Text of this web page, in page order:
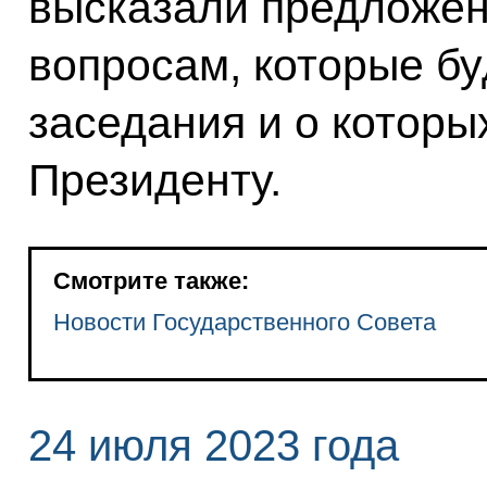
вопросам, которые
заседания и о
Президенту.
Смотрите также:
Новости Государственного Совета
24 июля 2023 года